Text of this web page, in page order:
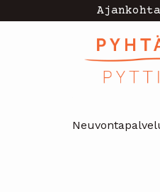
pääsisältöön
-